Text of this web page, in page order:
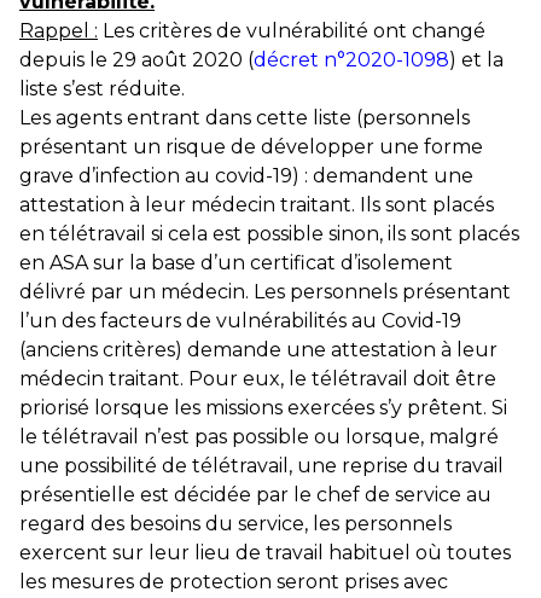
Rappel : Les critères de vulnérabilité ont changé
depuis le 29 août 2020 (décret n°2020-1098) et la
liste s’est réduite.
Les agents entrant dans cette liste (personnels
présentant un risque de développer une forme
grave d’infection au covid-19) : demandent une
attestation à leur médecin traitant. Ils sont placés
en télétravail si cela est possible sinon, ils sont placés
en ASA sur la base d’un certificat d’isolement
délivré par un médecin. Les personnels présentant
l’un des facteurs de vulnérabilités au Covid-19
(anciens critères) demande une attestation à leur
médecin traitant. Pour eux, le télétravail doit être
priorisé lorsque les missions exercées s’y prêtent. Si
le télétravail n’est pas possible ou lorsque, malgré
une possibilité de télétravail, une reprise du travail
présentielle est décidée par le chef de service au
regard des besoins du service, les personnels
exercent sur leur lieu de travail habituel où toutes
les mesures de protection seront prises avec